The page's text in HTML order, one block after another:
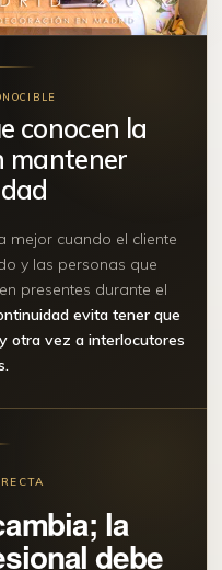
conocen la
mantener
mejor cuando el cliente
y las personas que
presentes durante el
evita tener que
otra vez a interlocutores
la
debe